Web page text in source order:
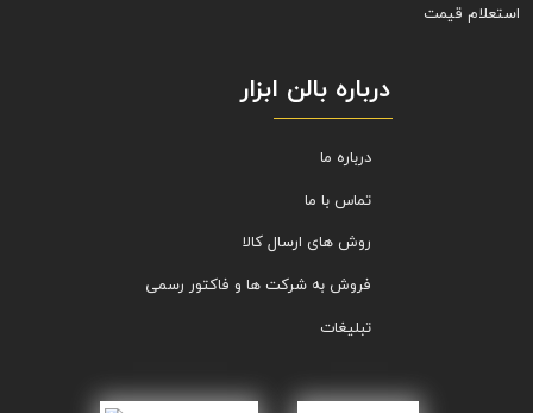
استعلام قیمت
درباره بالن ابزار
درباره ما
تماس با ما
روش های ارسال کالا
فروش به شرکت ها و فاکتور رسمی
تبلیغات